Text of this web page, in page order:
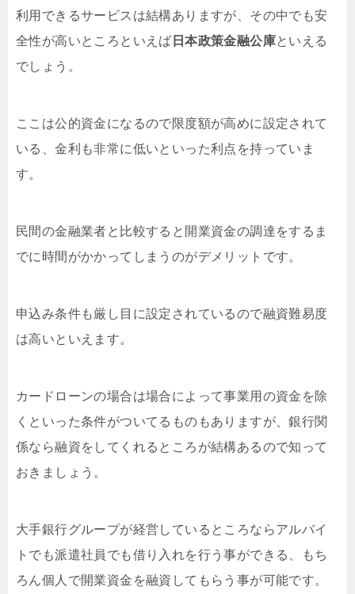
利用できるサービスは結構ありますが、その中でも安
全性が高いところといえば 日本政策金融公庫といえる
でしょう。
ここは公的資金になるので限度額が高めに設定されて
いる、金利も非常に低いといった利点を持っていま
す。
民間の金融業者と比較すると開業資金の調達をするま
でに時間がかかってしまうのがデメリットです。
申込み条件も厳し目に設定されているので融資難易度
は高いといえます。
カードローンの場合は場合によって事業用の資金を除
くといった条件がついてるものもありますが、銀行関
係なら融資をしてくれるところが結構あるので知って
おきましょう。
大手銀行グループが経営しているところならアルバイ
トでも派遣社員でも借り入れを行う事ができる、もち
ろん個人で開業資金を融資してもらう事が可能です。